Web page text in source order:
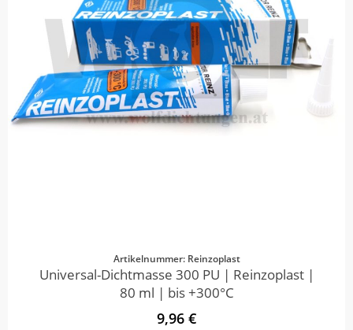
Artikelnummer: Reinzoplast
Universal-Dichtmasse 300 PU | Reinzoplast |
80 ml | bis +300°C
9,96 €